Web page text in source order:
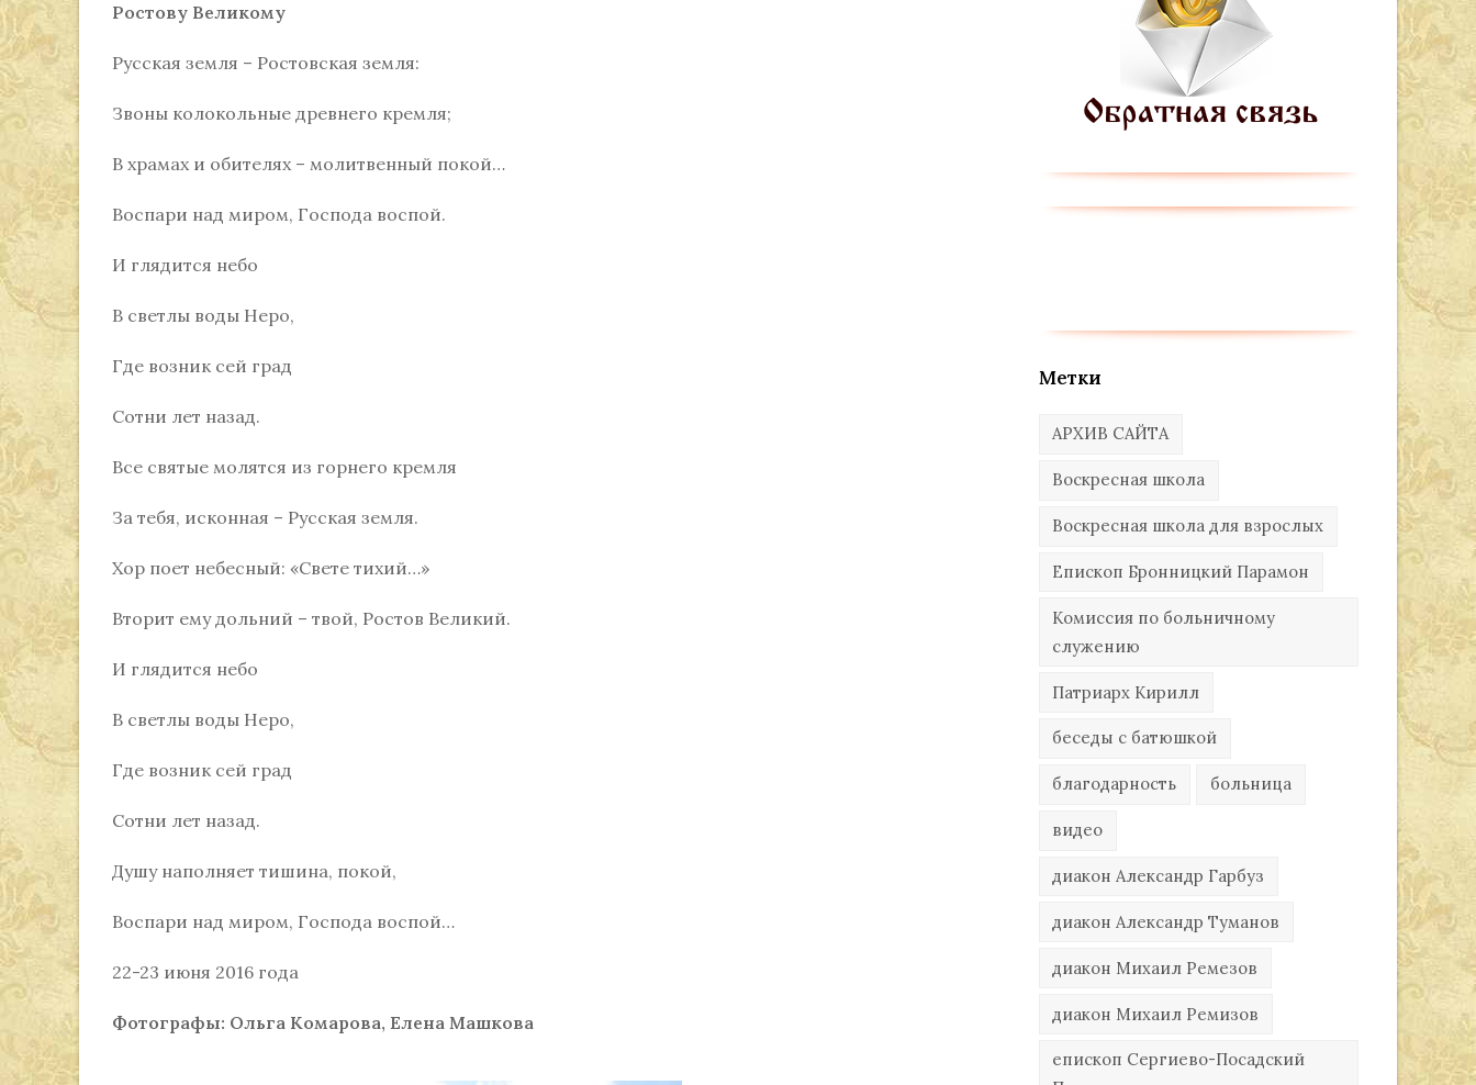
Ростову Великому
Русская земля – Ростовская земля:
Звоны колокольные древнего кремля;
В храмах и обителях – молитвенный покой…
Воспари над миром, Господа воспой.
И глядится небо
В светлы воды Неро,
Где возник сей град
Сотни лет назад.
Все святые молятся из горнего кремля
За тебя, исконная – Русская земля.
Хор поет небесный: «Свете тихий…»
Вторит ему дольний – твой, Ростов Великий.
И глядится небо
В светлы воды Неро,
Где возник сей град
Сотни лет назад.
Душу наполняет тишина, покой,
Воспари над миром, Господа воспой…
22-23 июня 2016 года
Фотографы: Ольга Комарова, Елена Машкова
Метки
АРХИВ САЙТА
Воскресная школа
Воскресная школа для взрослых
Епископ Бронницкий Парамон
Комиссия по больничному
служению
Патриарх Кирилл
беседы с батюшкой
благодарность больница
видео
диакон Александр Гарбуз
диакон Александр Туманов
диакон Михаил Ремезов
диакон Михаил Ремизов
епископ Сергиево-Посадский